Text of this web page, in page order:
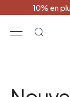
10% en